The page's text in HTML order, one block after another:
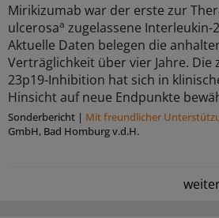
Mirikizumab war der erste zur
ulcerosaa zugelassene Interleukin-
Aktuelle Daten belegen die
Verträglichkeit über vier Jahre. Die
23p19-Inhibition hat sich in
Hinsicht auf neue Endpunkte
Sonderbericht | Mit freundlicher
GmbH, Bad Homburg v.d.H.